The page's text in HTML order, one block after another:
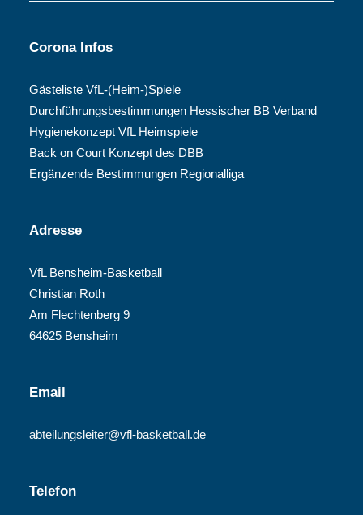
Corona Infos
Gästeliste VfL-(Heim-)Spiele
Durchführungsbestimmungen Hessischer BB Verband
Hygienekonzept VfL Heimspiele
Back on Court Konzept des DBB
Ergänzende Bestimmungen Regionalliga
Adresse
VfL Bensheim-Basketball
Christian Roth
Am Flechtenberg 9
64625 Bensheim
Email
abteilungsleiter@vfl-basketball.de
Telefon